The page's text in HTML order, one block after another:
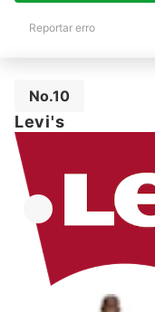
Reportar erro
No.10
Levi's